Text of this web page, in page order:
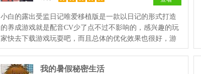
小白的露出受监日记唯爱移植版是一款以日记的形式打造
的养成游戏就是配音CV少了点不过不影响的，感兴趣的玩
家快去下载游戏玩耍吧，而且总体的优化效果也很好，游
戏玩法新奇特别。
我的暑假秘密生活